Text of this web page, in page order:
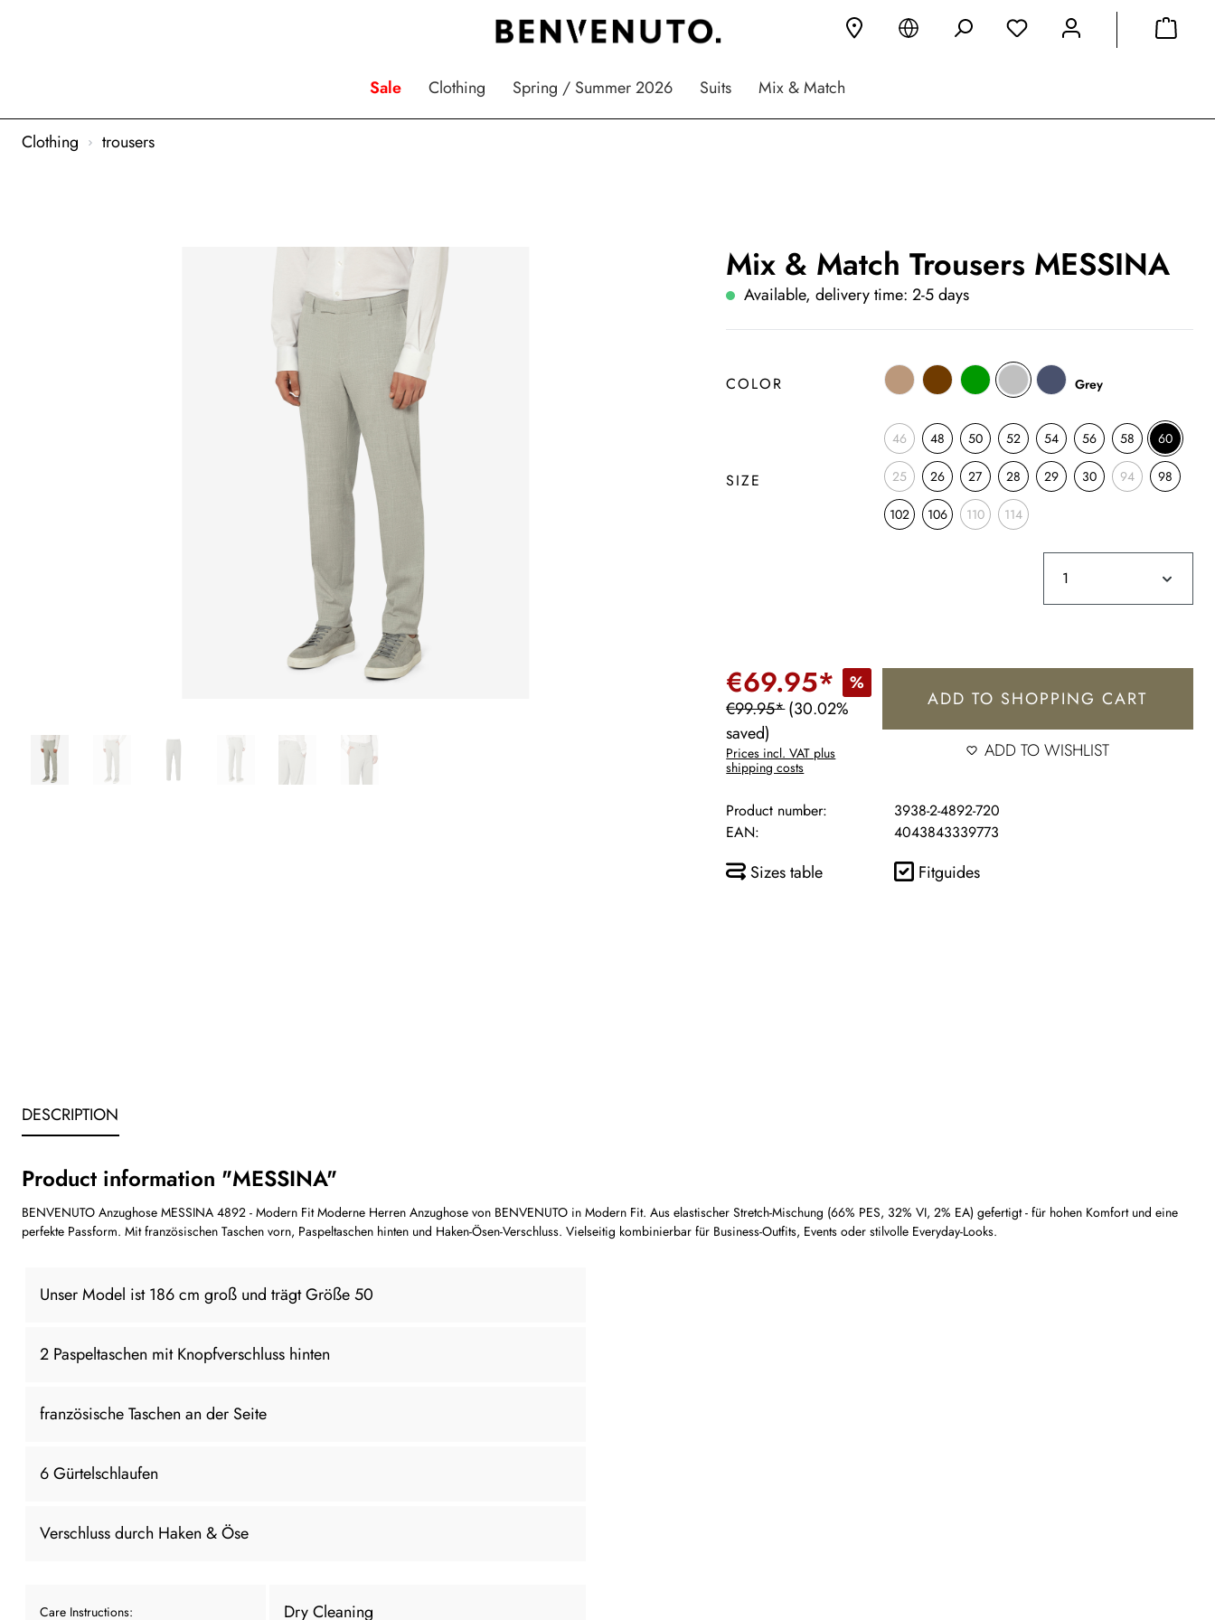
Sale Clothing Spring / Summer 2026 Suits Mix & Match
Clothing trousers
Mix & Match Trousers MESSINA
Available, delivery time: 2-5 days
COLOR Grey
SIZE
46 48 50 52 54 56 58 60
25 26 27 28 29 30 94 98
102 106 110 114
€69.95*
%
€99.95*(30.02%
saved)
Prices incl. VAT plus
shipping costs
ADD TO SHOPPING CART
ADD TO WISHLIST
Product number:
3938-2-4892-720
EAN:
4043843339773
Sizes table Fitguides
DESCRIPTION
Product information "MESSINA"
BENVENUTO Anzughose MESSINA 4892 - Modern Fit Moderne Herren Anzughose von BENVENUTO in Modern Fit. Aus elastischer Stretch-Mischung (66% PES, 32% VI, 2% EA) gefertigt - für hohen Komfort und eine
perfekte Passform. Mit französischen Taschen vorn, Paspeltaschen hinten und Haken-Ösen-Verschluss. Vielseitig kombinierbar für Business-Outfits, Events oder stilvolle Everyday-Looks.
Unser Model ist 186 cm groß und trägt Größe 50
2 Paspeltaschen mit Knopfverschluss hinten
französische Taschen an der Seite
6 Gürtelschlaufen
Verschluss durch Haken & Öse
Care Instructions: Dry Cleaning